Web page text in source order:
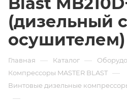
(дизельный с
осушителем)
Главная — Каталог —
Компрессоры MASTER BLAST —
Винтовые дизельные
—